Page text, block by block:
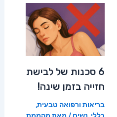
6 סכנות של לבישת
חזייה בזמן שינה!
בריאות ורפואה טבעית,